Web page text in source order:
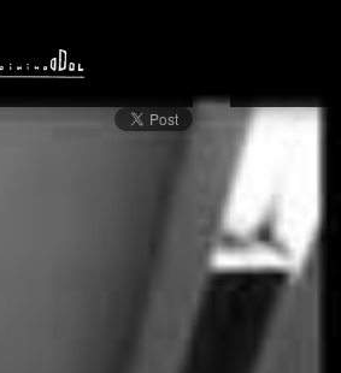
| Culture | Artiste Contemporain |
Expo | Exposition | Livre | Site Web |
Dol | Site Web | Arts Visuels |
Contemporain |
| Couleur | Noir et Blanc |
| Quadrilatère | Géométrique |
| Angle Droit | Surface | Espace |
| Quatre Côtés | Géométrie |